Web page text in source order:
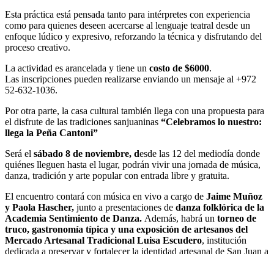
Esta práctica está pensada tanto para intérpretes con experiencia
como para quienes deseen acercarse al lenguaje teatral desde un
enfoque lúdico y expresivo, reforzando la técnica y disfrutando del
proceso creativo.
La actividad es arancelada y tiene un costo de $6000.
Las inscripciones pueden realizarse enviando un mensaje al +972
52-632-1036.
Por otra parte, la casa cultural también llega con una propuesta para
el disfrute de las tradiciones sanjuaninas “Celebramos lo nuestro:
llega la Peña Cantoni”
Será el sábado 8 de noviembre, desde las 12 del mediodía donde
quiénes lleguen hasta el lugar, podrán vivir una jornada de música,
danza, tradición y arte popular con entrada libre y gratuita.
El encuentro contará con música en vivo a cargo de Jaime Muñoz
y Paola Hascher, junto a presentaciones de danza folklórica de la
Academia Sentimiento de Danza. Además, habrá un torneo de
truco, gastronomía típica y una exposición de artesanos del
Mercado Artesanal Tradicional Luisa Escudero, institución
dedicada a preservar y fortalecer la identidad artesanal de San Juan a